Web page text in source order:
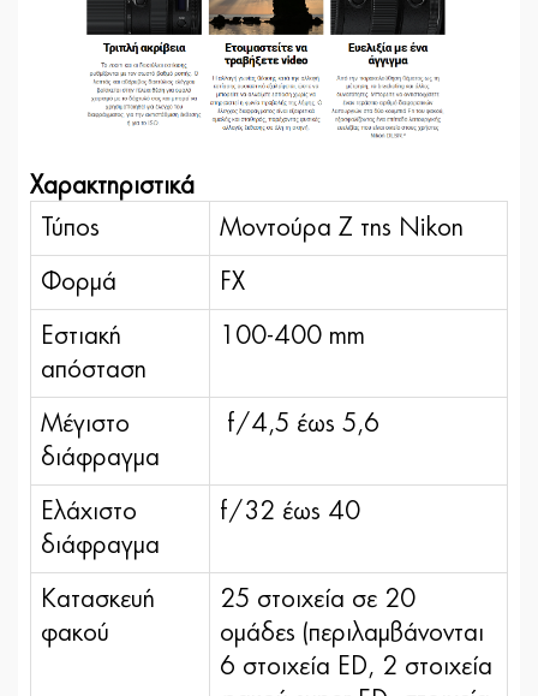
Χαρακτηριστικά
Τύπος
Μοντούρα Ζ της Nikon
Φορμά FX
Εστιακή
απόσταση
100-400 mm
Μέγιστο
διάφραγμα
f/4,5 έως 5,6
Ελάχιστο
διάφραγμα
f/32 έως 40
Κατασκευή
φακού
25 στοιχεία σε 20
ομάδες (περιλαμβάνονται
6 στοιχεία ED, 2 στοιχεία